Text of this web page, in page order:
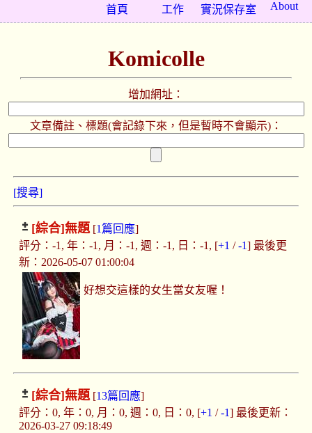
About
實況保存室
工作
首頁
Komicolle
增加網址：
文章備註、標題(會記錄下來，但是暫時不會顯示)：
[搜尋]
[綜合]無題[1篇回應]
評分：-1, 年：-1, 月：-1, 週：-1, 日：-1, [+1 /-1] 最後更
新：2026-05-07 01:00:04
好想交這樣的女生當女友喔！
[綜合]無題[13篇回應]
評分：0, 年：0, 月：0, 週：0, 日：0, [+1 /-1] 最後更新：
2026-03-27 09:18:49